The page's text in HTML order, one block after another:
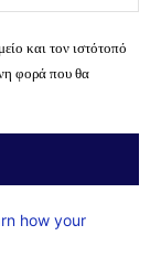
και τον ιστότοπό
φορά που θα
how your